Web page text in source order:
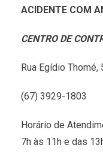
ACIDENTE COM
CENTRO DE
Rua Egídio
(67) 3929-1803
Horário de
7h às 11h e das